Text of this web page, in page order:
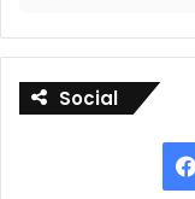
Social